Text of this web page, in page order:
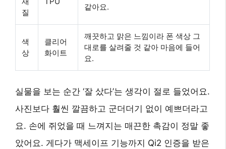
질
같아요.
색
상
클리어
화이트
깨끗하고 맑은 느낌이라 폰 색상 그
대로를 살려줄 것 같아 마음에 들어
요.
실물을 보는 순간 ‘잘 샀다’는 생각이 절로 들었어요.
사진보다 훨씬 깔끔하고 군더더기 없이 예쁘더라고
요. 손에 쥐었을 때 느껴지는 매끈한 촉감이 정말 좋
았어요. 게다가 맥세이프 기능까지 Qi2 인증을 받은